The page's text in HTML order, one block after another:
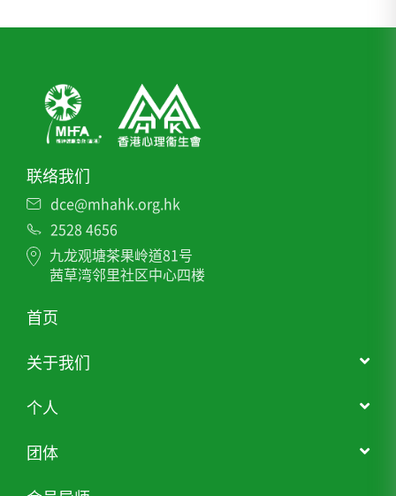
联络我们
dce@mhahk.org.hk
2528 4656
九龙观塘茶果岭道81号
茜草湾邻里社区中心四楼
首页
关于我们
个人
团体